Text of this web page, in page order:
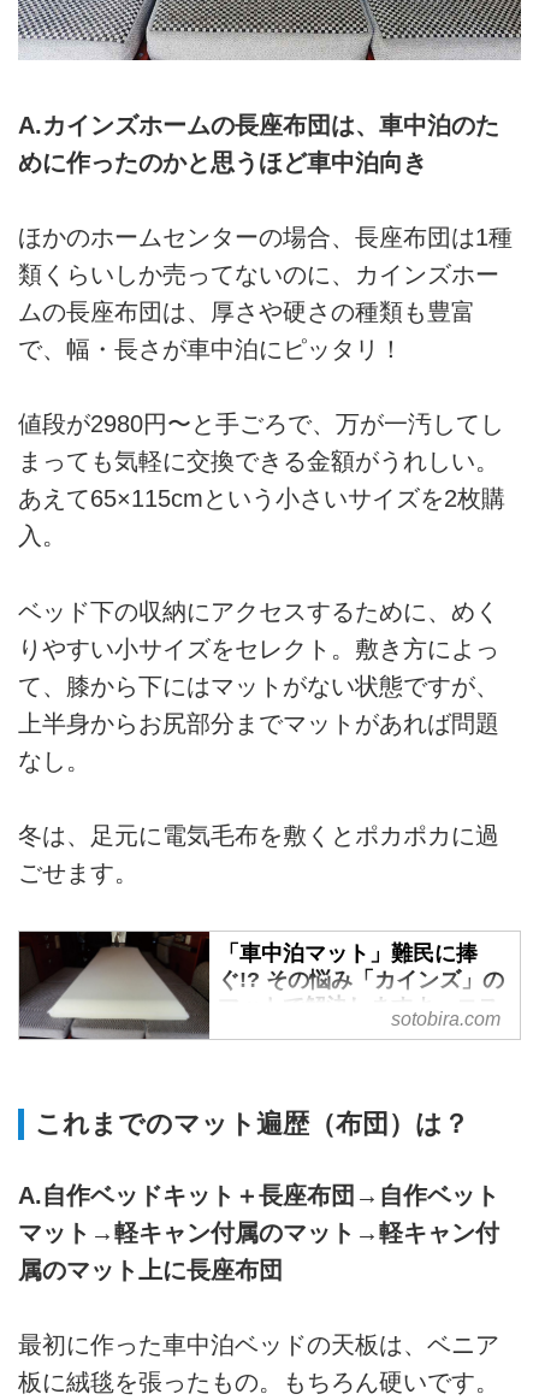
A.カインズホームの長座布団は、車中泊のた
めに作ったのかと思うほど車中泊向き
ほかのホームセンターの場合、長座布団は1種
類くらいしか売ってないのに、カインズホー
ムの長座布団は、厚さや硬さの種類も豊富
で、幅・長さが車中泊にピッタリ！
値段が2980円〜と手ごろで、万が一汚してし
まっても気軽に交換できる金額がうれしい。
あえて65×115cmという小さいサイズを2枚購
入。
ベッド下の収納にアクセスするために、めく
りやすい小サイズをセレクト。敷き方によっ
て、膝から下にはマットがない状態ですが、
上半身からお尻部分までマットがあれば問題
なし。
冬は、足元に電気毛布を敷くとポカポカに過
ごせます。
「車中泊マット」難民に捧
ぐ!? その悩み「カインズ」の
マットで解決しますよ。コス
パも最高！ - SOTOBIRA
泊に適したものを、カインズ好き
クアップして紹介。
sotobira.com
これまでのマット遍歴（布団）は？
A.自作ベッドキット＋長座布団→自作ベット
マット→軽キャン付属のマット→軽キャン付
属のマット上に長座布団
最初に作った車中泊ベッドの天板は、ベニア
板に絨毯を張ったもの。もちろん硬いです。